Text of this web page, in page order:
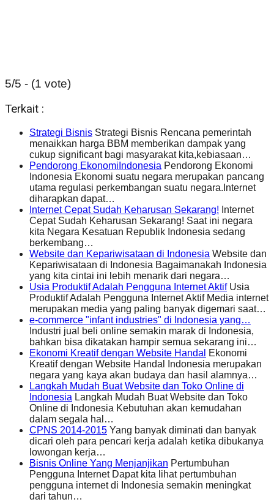
5/5 - (1 vote)
Terkait :
Strategi Bisnis Strategi Bisnis Rencana pemerintah
menaikkan harga BBM memberikan dampak yang
cukup significant bagi masyarakat kita,kebiasaan…
Pendorong EkonomiIndonesia Pendorong Ekonomi
Indonesia Ekonomi suatu negara merupakan pancang
utama regulasi perkembangan suatu negara.Internet
diharapkan dapat…
Internet Cepat Sudah Keharusan Sekarang! Internet
Cepat Sudah Keharusan Sekarang! Saat ini negara
kita Negara Kesatuan Republik Indonesia sedang
berkembang…
Website dan Kepariwisataan di Indonesia Website dan
Kepariwisataan di Indonesia Bagaimanakah Indonesia
yang kita cintai ini lebih menarik dari negara…
Usia Produktif Adalah Pengguna Internet AktifUsia
Produktif Adalah Pengguna Internet Aktif Media internet
merupakan media yang paling banyak digemari saat…
e-commerce "infant industries" di Indonesia yang…
Industri jual beli online semakin marak di Indonesia,
bahkan bisa dikatakan hampir semua sekarang ini…
Ekonomi Kreatif dengan Website Handal
Ekonomi
Kreatif dengan Website Handal Indonesia merupakan
negara yang kaya akan budaya dan hasil alamnya…
Langkah Mudah Buat Website dan Toko Online di
Indonesia Langkah Mudah Buat Website dan Toko
Online di Indonesia Kebutuhan akan kemudahan
dalam segala hal…
CPNS 2014-2015 Yang banyak diminati dan banyak
dicari oleh para pencari kerja adalah ketika dibukanya
lowongan kerja…
Bisnis Online Yang Menjanjikan Pertumbuhan
Pengguna Internet Dapat kita lihat pertumbuhan
pengguna internet di Indonesia semakin meningkat
dari tahun…